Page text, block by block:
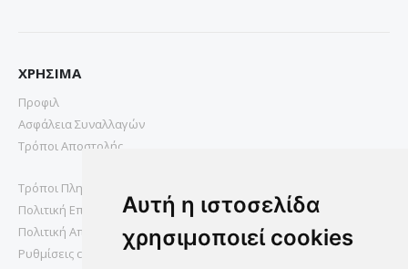
Αυτή η ιστοσελίδα
χρησιμοποιεί cookies
ΧΡΗΣΙΜΑ
Προφιλ
Ασφάλεια Συναλλαγών
Τρόποι Αποστολής
Τρόποι Πληρωμής
Πολιτική Επιστροφών
Πολιτική Απορρήτου
Ρυθμίσεις cookies